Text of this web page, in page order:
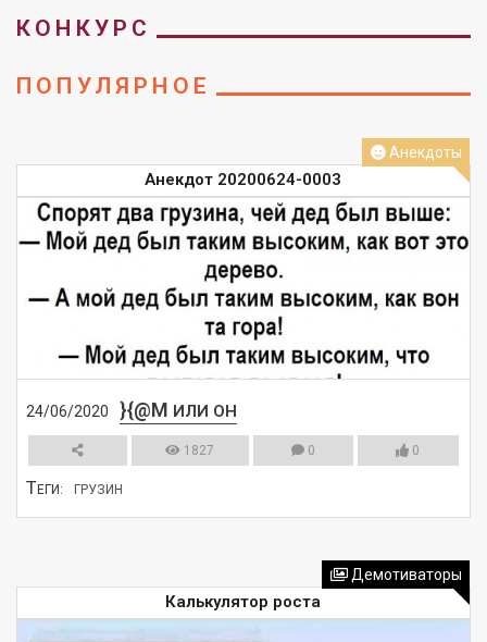
КОНКУРС
ПОПУЛЯРНОЕ
Анекдот 20200624-0003
24/06/2020 }{@M ИЛИ ОН
1827 0 0
Анекдоты
ТЕГИ: ГРУЗИН
Калькулятор роста
Демотиваторы